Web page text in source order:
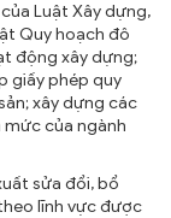
Luật Xây dựng,
Quy hoạch đô
động xây dựng;
giấy phép quy
xây dựng các
mức của ngành
sửa đổi, bổ
lĩnh vực được